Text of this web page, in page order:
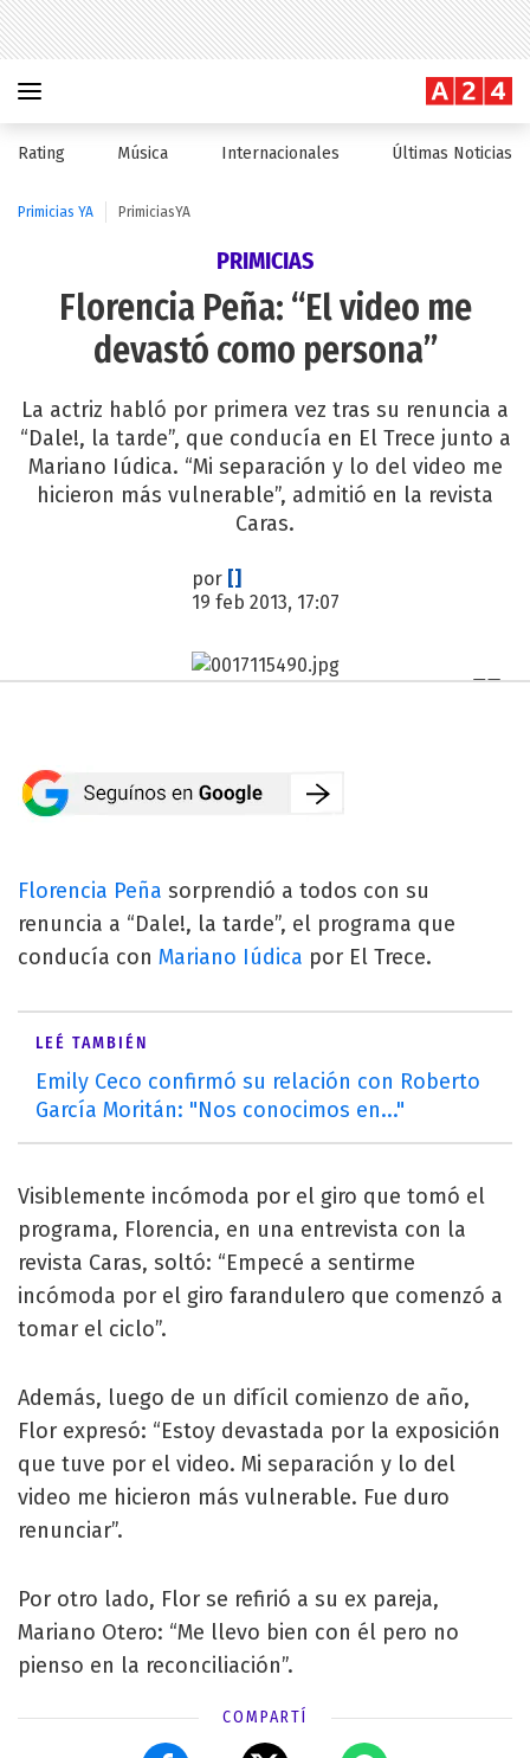
Rating Música Internacionales Últimas Noticias
Primicias YA PrimiciasYA
PRIMICIAS
Florencia Peña: “El video me
devastó como persona”
La actriz habló por primera vez tras su renuncia a
“Dale!, la tarde”, que conducía en El Trece junto a
Mariano Iúdica. “Mi separación y lo del video me
hicieron más vulnerable”, admitió en la revista
Caras.
por []
19 feb 2013, 17:07
Florencia Peña sorprendió a todos con su
renuncia a “Dale!, la tarde”, el programa que
conducía con Mariano Iúdica por El Trece.
LEÉ TAMBIÉN
Emily Ceco confirmó su relación con Roberto
García Moritán: "Nos conocimos en..."
Visiblemente incómoda por el giro que tomó el
programa, Florencia, en una entrevista con la
revista Caras, soltó: “Empecé a sentirme
incómoda por el giro farandulero que comenzó a
tomar el ciclo”.
Además, luego de un difícil comienzo de año,
Flor expresó: “Estoy devastada por la exposición
que tuve por el video. Mi separación y lo del
video me hicieron más vulnerable. Fue duro
renunciar”.
Por otro lado, Flor se refirió a su ex pareja,
Mariano Otero: “Me llevo bien con él pero no
pienso en la reconciliación”.
COMPARTÍ